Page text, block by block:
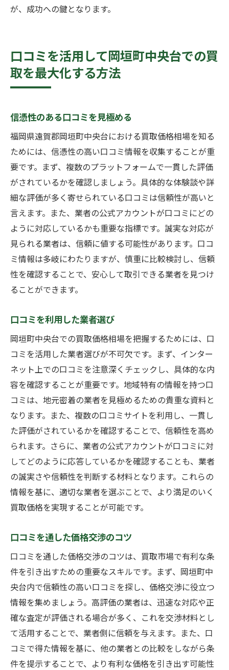
が、成功への鍵となります。
口コミを活用して岡垣町中央台での買
取を最大化する方法
信憑性のある口コミを見極める
福岡県遠賀郡岡垣町中央台における買取価格相場を知る
ためには、信憑性の高い口コミ情報を収集することが重
要です。まず、複数のプラットフォームで一貫した評価
がされているかを確認しましょう。具体的な体験談や詳
細な評価が多く寄せられている口コミは信頼性が高いと
言えます。また、業者の公式アカウントが口コミにどの
ように対応しているかも重要な指標です。誠実な対応が
見られる業者は、信頼に値する可能性があります。口コ
ミ情報は多岐にわたりますが、慎重に比較検討し、信頼
性を確認することで、安心して取引できる業者を見つけ
ることができます。
口コミを利用した業者選び
岡垣町中央台での買取価格相場を把握するためには、口
コミを活用した業者選びが不可欠です。まず、インター
ネット上での口コミを注意深くチェックし、具体的な内
容を確認することが重要です。地域特有の情報を持つ口
コミは、地元密着の業者を見極めるための貴重な資料と
なります。また、複数の口コミサイトを利用し、一貫し
た評価がされているかを確認することで、信頼性を高め
られます。さらに、業者の公式アカウントが口コミに対
してどのように応答しているかを確認することも、業者
の誠実さや信頼性を判断する材料となります。これらの
情報を基に、適切な業者を選ぶことで、より満足のいく
買取価格を実現することが可能です。
口コミを通した価格交渉のコツ
口コミを通した価格交渉のコツは、買取市場で有利な条
件を引き出すための重要なスキルです。まず、岡垣町中
央台内で信頼性の高い口コミを探し、価格交渉に役立つ
情報を集めましょう。高評価の業者は、迅速な対応や正
確な査定が評価される場合が多く、これを交渉材料とし
て活用することで、業者側に信頼を与えます。また、口
コミで得た情報を基に、他の業者との比較をしながら条
件を提示することで、より有利な価格を引き出す可能性